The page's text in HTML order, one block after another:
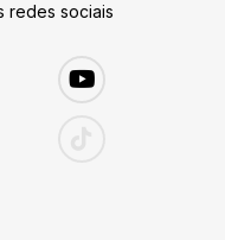
redes sociais